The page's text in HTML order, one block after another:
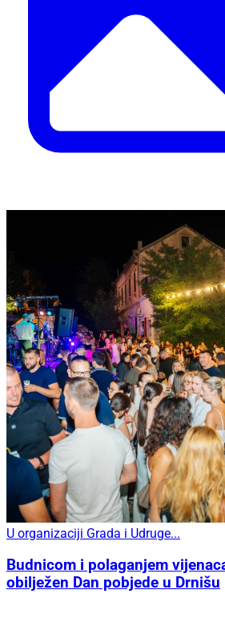
U organizaciji Grada i Udruge...
Budnicom i polaganjem
obilježen Dan pobjede u Drnišu